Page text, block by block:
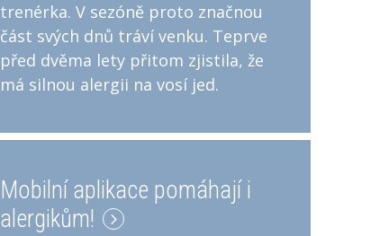
trenérka. V sezóně proto značnou
část svých dnů tráví venku. Teprve
před dvěma lety přitom zjistila, že
má silnou alergii na vosí jed.
Mobilní aplikace pomáhají i
alergikům!